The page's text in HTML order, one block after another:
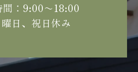
間：9:00〜18:00
日、祝日休み